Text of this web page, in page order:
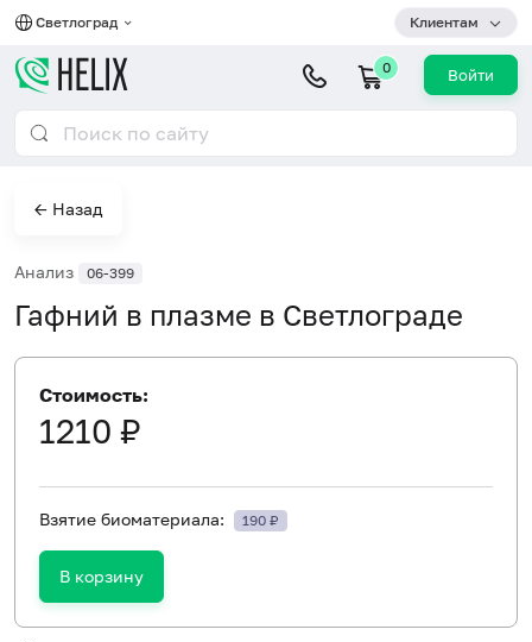
Светлоград Клиентам
0 Войти
← Назад
Анализ 06-399
Гафний в плазме в Светлограде
Стоимость:
1210 ₽
Взятие биоматериала: 190 ₽
В корзину